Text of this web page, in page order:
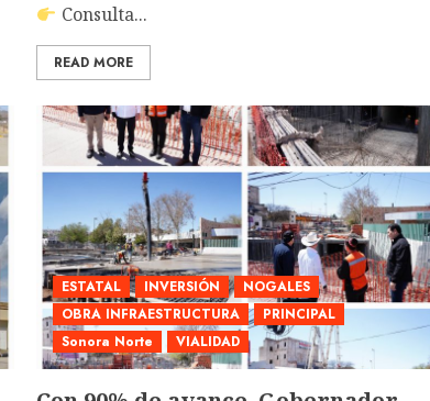
Consulta...
READ MORE
ESTATAL INVERSIÓN
NOGALES
OBRA INFRAESTRUCTURA
PRINCIPAL
Sonora Norte
VIALIDAD